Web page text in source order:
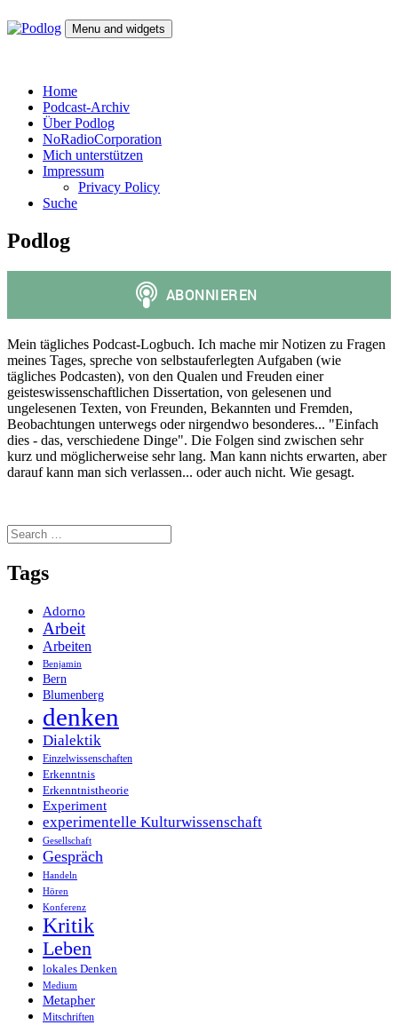
to
Menu and widgets
Home
Podcast-Archiv
Über Podlog
NoRadioCorporation
Mich unterstützen
Impressum
Privacy Policy
Suche
Podlog
Mein tägliches Podcast-Logbuch. Ich mache mir Notizen zu Fragen
meines Tages, spreche von selbstauferlegten Aufgaben (wie
tägliches Podcasten), von den Qualen und Freuden einer
geisteswissenschaftlichen Dissertation, von gelesenen und
ungelesenen Texten, von Freunden, Bekannten und Fremden,
Beobachtungen unterwegs oder nirgendwo besonderes... "Einfach
dies - das, verschiedene Dinge". Die Folgen sind zwischen sehr
kurz und möglicherweise sehr lang. Man kann nichts erwarten, aber
darauf kann man sich verlassen... oder auch nicht. Wie gesagt.
Search
for:
Tags
Adorno
Arbeit
Arbeiten
Benjamin
Bern
Blumenberg
denken
Dialektik
Einzelwissenschaften
Erkenntnis
Erkenntnistheorie
Experiment
experimentelle Kulturwissenschaft
Gesellschaft
Gespräch
Handeln
Hören
Konferenz
Kritik
Leben
lokales Denken
Medium
Metapher
Mitschriften